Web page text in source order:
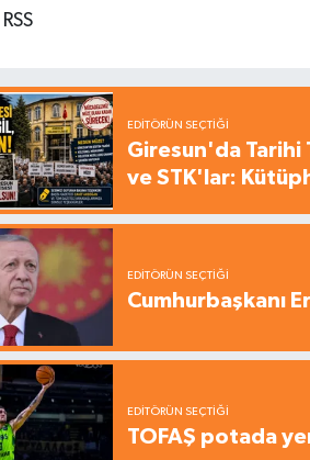
RSS
EDITÖRÜN SEÇTIĞI
Giresun'da Tarihi
ve STK'lar:
EDITÖRÜN SEÇTIĞI
Cumhurbaşkanı
EDITÖRÜN SEÇTIĞI
TOFAŞ potada